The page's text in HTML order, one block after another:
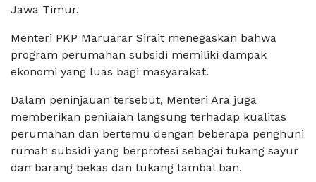
Jawa Timur.
Menteri PKP Maruarar Sirait menegaskan bahwa
program perumahan subsidi memiliki dampak
ekonomi yang luas bagi masyarakat.
Dalam peninjauan tersebut, Menteri Ara juga
memberikan penilaian langsung terhadap kualitas
perumahan dan bertemu dengan beberapa penghuni
rumah subsidi yang berprofesi sebagai tukang sayur
dan barang bekas dan tukang tambal ban.